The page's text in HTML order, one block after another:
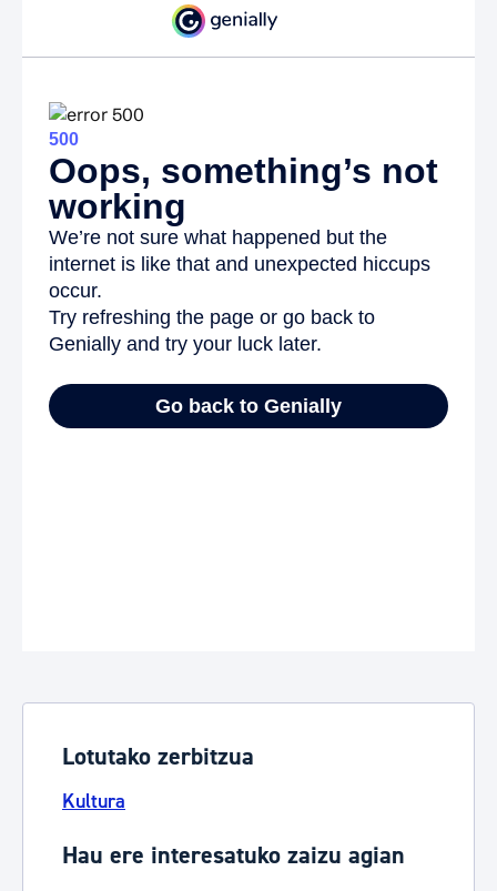
Lotutako zerbitzua
Kultura
Hau ere interesatuko zaizu agian